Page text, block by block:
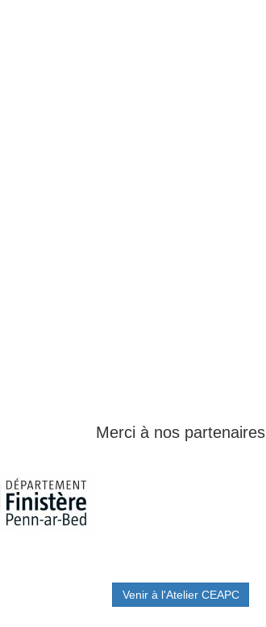
Merci à nos partenaires
Venir à l'Atelier CEAPC